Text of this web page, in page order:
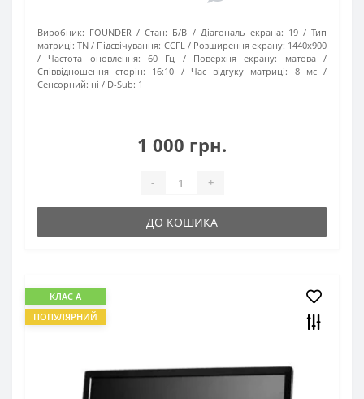
Виробник: FOUNDER Стан: Б/В Діагональ екрана: 19
Тип
матриці: TN Підсвічування: CCFL Розширення екрану: 1440х900
Частота оновлення:
60 Гц Поверхня екрану:
матова
Співвідношення сторін:
16:10 Час відгуку матриці:
8 мс
Сенсорний: ні D-Sub: 1
1 000 грн.
- +
ДО КОШИКА
КЛАС А
ПОПУЛЯРНИЙ